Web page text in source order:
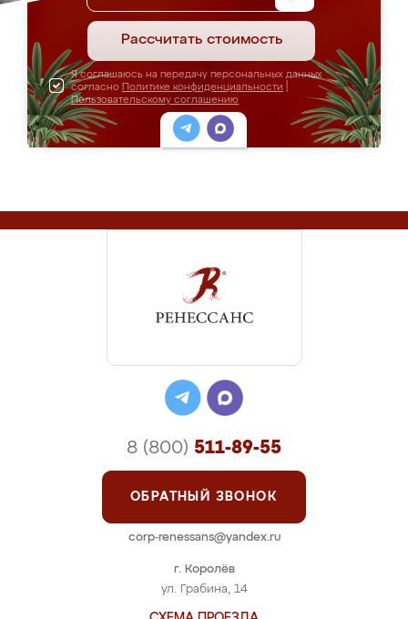
Рассчитать стоимость
Я соглашаюсь на передачу персональных данных
согласно Политике конфиденциальности
Пользовательскому соглашению
г. Королёв
ул. Грабина, 14
8 (800) 511-89-55
ОБРАТНЫЙ ЗВОНОК
corp-renessans@yandex.ru